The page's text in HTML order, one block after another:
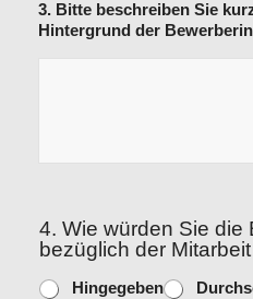
3. Bitte beschreiben Sie
Hintergrund der
4. Wie würden Sie die
bezüglich der
Hingegeben